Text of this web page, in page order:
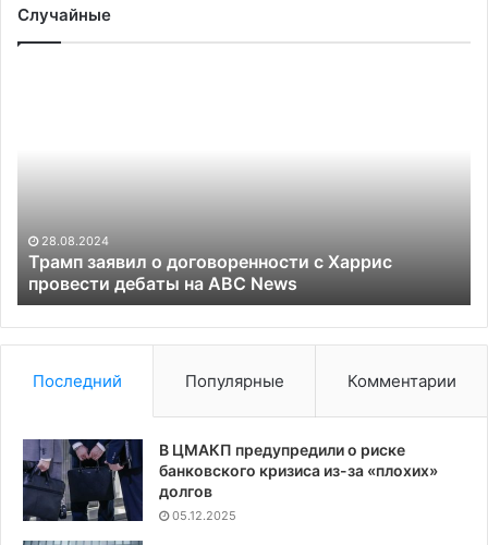
Случайные
дебаты
на
ABC
News
28.08.2024
Трамп заявил о договоренности с Харрис
провести дебаты на ABC News
Последний Популярные Комментарии
В ЦМАКП предупредили о риске
банковского кризиса из-за «плохих»
долгов
05.12.2025